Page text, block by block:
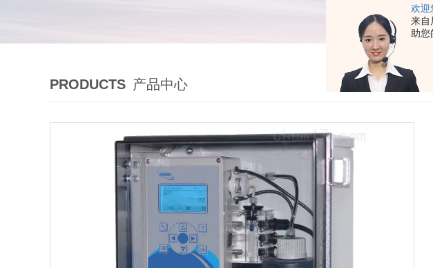
欢迎
来自
助您
PRODUCTS 产品中心